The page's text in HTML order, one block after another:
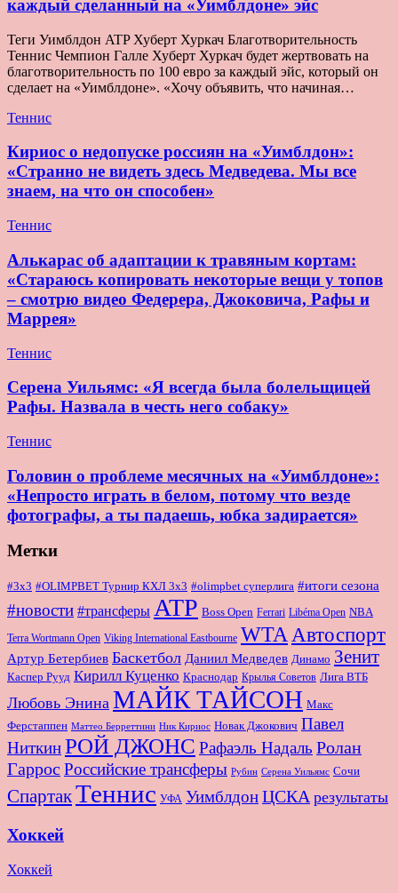
каждый сделанный на «Уимблдоне» эйс
Теги Уимблдон ATP Хуберт Хуркач Благотворительность
Теннис Чемпион Галле Хуберт Хуркач будет жертвовать на
благотворительность по 100 евро за каждый эйс, который он
сделает на «Уимблдоне». «Хочу объявить, что начиная…
Теннис
Кириос о недопуске россиян на «Уимблдон»:
«Странно не видеть здесь Медведева. Мы все
знаем, на что он способен»
Теннис
Алькарас об адаптации к травяным кортам:
«Стараюсь копировать некоторые вещи у топов
– смотрю видео Федерера, Джоковича, Рафы и
Маррея»
Теннис
Серена Уильямс: «Я всегда была болельщицей
Рафы. Назвала в честь него собаку»
Теннис
Головин о проблеме месячных на «Уимблдоне»:
«Непросто играть в белом, потому что везде
фотографы, а ты падаешь, юбка задирается»
Метки
#3x3 #OLIMPBET Турнир КХЛ 3x3 #olimpbet суперлига #итоги сезона
#новости #трансферы ATP Boss Open Ferrari Libéma Open NBA
Terra Wortmann Open Viking International Eastbourne WTA Автоспорт
Артур Бетербиев Баскетбол Даниил Медведев Динамо Зенит
Каспер Рууд Кирилл Куценко Краснодар Крылья Советов Лига ВТБ
Любовь Энина МАЙК ТАЙСОН Макс
Ферстаппен Маттео Берреттини Ник Кириос Новак Джокович Павел
НиткинРОЙ ДЖОНС Рафаэль Надаль Ролан
Гаррос Российские трансферы Рубин Серена Уильямс Сочи
СпартакТеннис УФА УимблдонЦСКА результаты
Хоккей
Хоккей